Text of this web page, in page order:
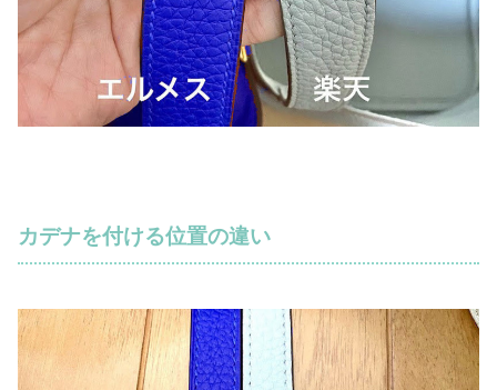
カデナを付ける位置の違い